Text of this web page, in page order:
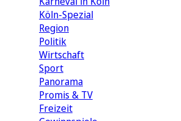
Köln-Spezial
Region
Politik
Wirtschaft
Sport
Panorama
Promis & TV
Freizeit